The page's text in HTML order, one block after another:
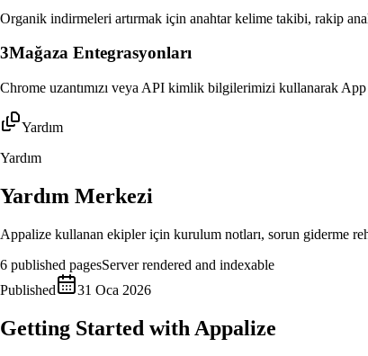
Organik indirmeleri artırmak için anahtar kelime takibi, rakip
3Mağaza Entegrasyonları
Chrome uzantımızı veya API kimlik bilgilerimizi kullanarak
Yardım
Yardım
Yardım Merkezi
Appalize kullanan ekipler için kurulum notları, sorun giderme
6 published pagesServer rendered and indexable
Published
31 Oca 2026
Getting Started with Appalize